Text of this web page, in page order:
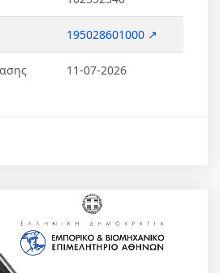
195028601000 ↗
11-07-2026